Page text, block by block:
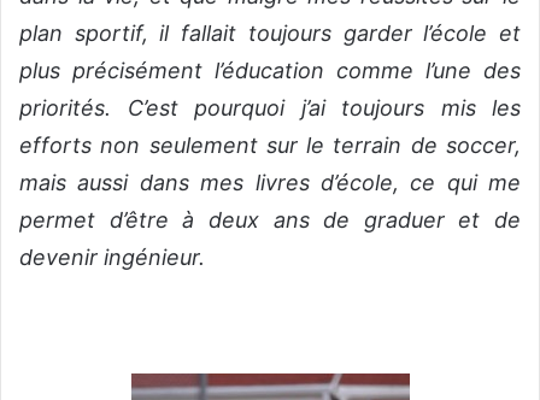
plan sportif, il fallait toujours garder l’école et
plus précisément l’éducation comme l’une des
priorités. C’est pourquoi j’ai toujours mis les
efforts non seulement sur le terrain de soccer,
mais aussi dans mes livres d’école, ce qui me
permet d’être à deux ans de graduer et de
devenir ingénieur.